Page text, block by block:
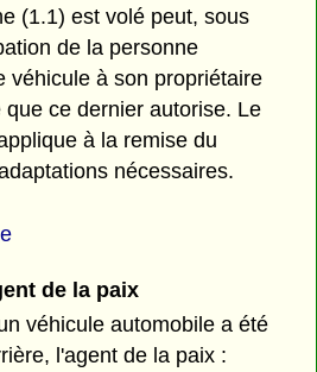
(1.1) est volé peut, sous
de la personne
véhicule à son propriétaire
ce dernier autorise. Le
à la remise du
nécessaires.
de la paix
véhicule automobile a été
l'agent de la paix :